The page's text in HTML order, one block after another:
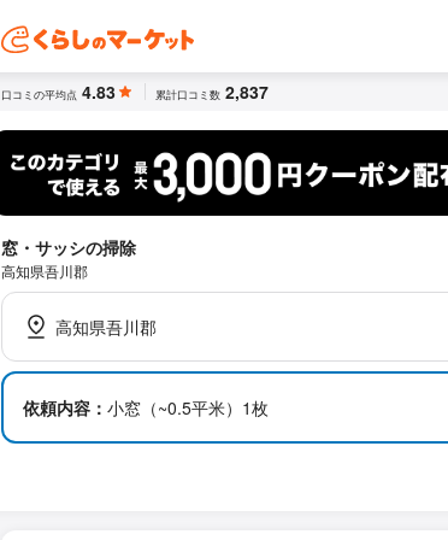
口コミの平均点 4.83 累計口コミ数 2,837
窓・サッシの掃除
高知県吾川郡
高知県吾川郡
依頼内容： 小窓（~0.5平米）1枚